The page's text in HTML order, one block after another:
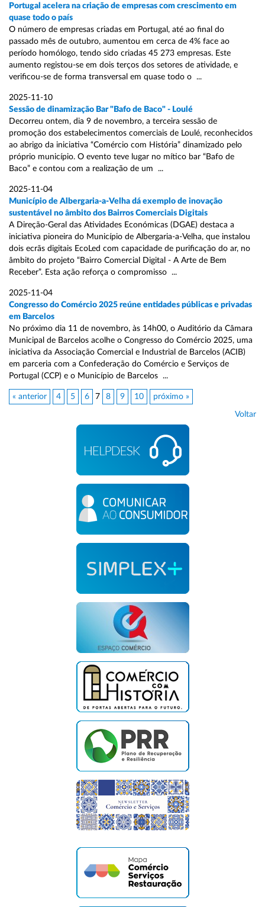
Portugal acelera na criação de empresas com crescimento em
quase todo o país
O número de empresas criadas em Portugal, até ao final do
passado mês de outubro, aumentou em cerca de 4% face ao
período homólogo, tendo sido criadas 45 273 empresas. Este
aumento registou-se em dois terços dos setores de atividade, e
verificou-se de forma transversal em quase todo o ...
2025-11-10
Sessão de dinamização Bar "Bafo de Baco" - Loulé
Decorreu ontem, dia 9 de novembro, a terceira sessão de
promoção dos estabelecimentos comerciais de Loulé, reconhecidos
ao abrigo da iniciativa “Comércio com História” dinamizado pelo
próprio município. O evento teve lugar no mítico bar “Bafo de
Baco” e contou com a realização de um ...
2025-11-04
Município de Albergaria-a-Velha dá exemplo de inovação
sustentável no âmbito dos Bairros Comerciais Digitais
A Direção-Geral das Atividades Económicas (DGAE) destaca a
iniciativa pioneira do Município de Albergaria-a-Velha, que instalou
dois ecrãs digitais EcoLed com capacidade de purificação do ar, no
âmbito do projeto “Bairro Comercial Digital - A Arte de Bem
Receber”. Esta ação reforça o compromisso ...
2025-11-04
Congresso do Comércio 2025 reúne entidades públicas e privadas
em Barcelos
No próximo dia 11 de novembro, às 14h00, o Auditório da Câmara
Municipal de Barcelos acolhe o Congresso do Comércio 2025, uma
iniciativa da Associação Comercial e Industrial de Barcelos (ACIB)
em parceria com a Confederação do Comércio e Serviços de
Portugal (CCP) e o Município de Barcelos ...
« anterior 4 5 6 7 8 9 10 próximo »
Voltar